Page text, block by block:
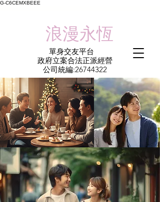
G-C6CEMXBEEE
單身交友平台
​政府立案合法正派經營​
​公司統編:26744322
​浪漫永恆